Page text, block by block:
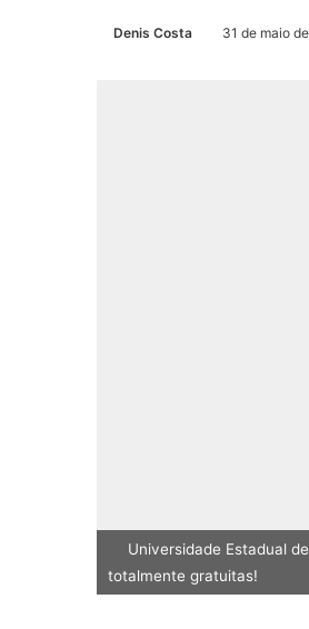
Denis Costa 31 de maio
Universidade Estadual
totalmente gratuitas!